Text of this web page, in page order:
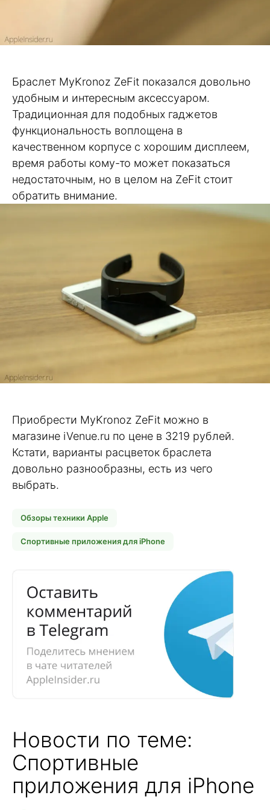
Браслет MyKronoz ZeFit показался довольно
удобным и интересным аксессуаром.
Традиционная для подобных гаджетов
функциональность воплощена в
качественном корпусе с хорошим дисплеем,
время работы кому-то может показаться
недостаточным, но в целом на ZeFit стоит
обратить внимание.
Приобрести MyKronoz ZeFit можно в
магазине iVenue.ru по цене в 3219 рублей.
Кстати, варианты расцветок браслета
довольно разнообразны, есть из чего
выбрать.
Обзоры техники Apple
Спортивные приложения для iPhone
Новости по теме:
Спортивные
приложения для iPhone